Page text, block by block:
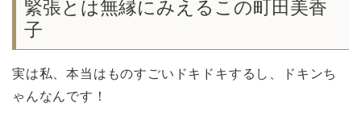
緊張とは無縁にみえるこの町田美香
子
実は私、本当はものすごいドキドキするし、ドキンち
ゃんなんです！